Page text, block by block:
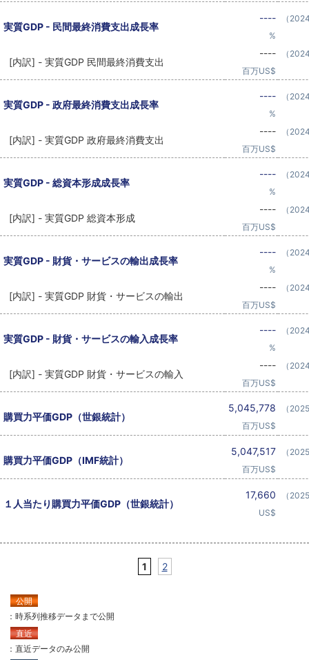
実質GDP - 民間最終消費支出成長率
----
%
（
[内訳] - 実質GDP 民間最終消費支出
----
百万US$
（
実質GDP - 政府最終消費支出成長率
----
%
（
[内訳] - 実質GDP 政府最終消費支出
----
百万US$
（
実質GDP - 総資本形成成長率
----
%
（
[内訳] - 実質GDP 総資本形成
----
百万US$
（
実質GDP - 財貨・サービスの輸出成長率
----
%
（
[内訳] - 実質GDP 財貨・サービスの輸出
----
百万US$
（
実質GDP - 財貨・サービスの輸入成長率
----
%
（
[内訳] - 実質GDP 財貨・サービスの輸入
----
百万US$
（
購買力平価GDP（世銀統計）
5,045,778
百万US$
（
購買力平価GDP（IMF統計）
5,047,517
百万US$
（
１人当たり購買力平価GDP（世銀統計）
17,660
US$
（
1 2
公開
：時系列推移データまで公開
直近
：直近データのみ公開